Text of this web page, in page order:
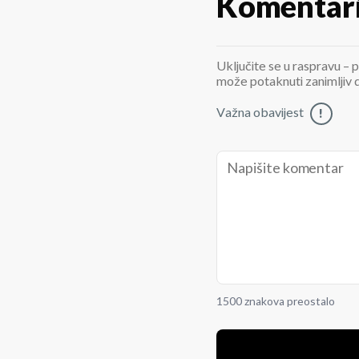
Uključite se u raspravu –
može potaknuti zanimljiv
Važna obavijest !
1500 znakova preostalo